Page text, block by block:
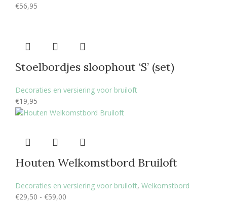
€56,95
Stoelbordjes sloophout ‘S’ (set)
Decoraties en versiering voor bruiloft
€19,95
Houten Welkomstbord Bruiloft
Decoraties en versiering voor bruiloft, Welkomstbord
€29,50 - €59,00